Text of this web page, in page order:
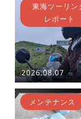
2026.08.07
東海ツーリン
レポート
メンテナンス